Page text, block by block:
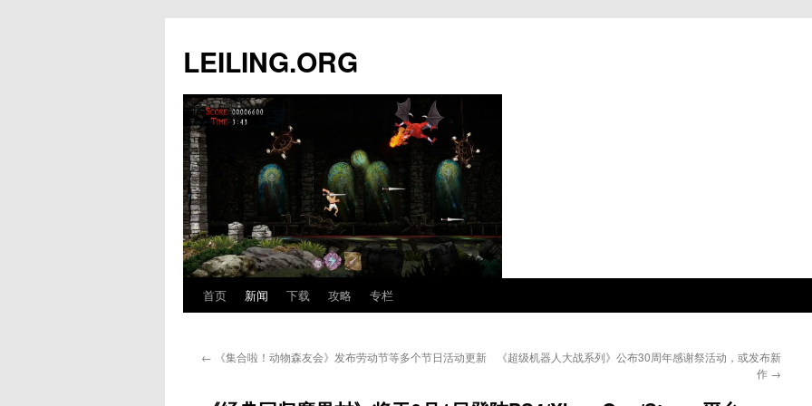
文
LEILING.ORG
首页 新闻 下载 攻略 专栏
← 《集合啦！动物森友会》发布劳动节等多个节日活动更新
《超级机器人大战系列》公布30周年感谢祭活动，或发布新
作 →